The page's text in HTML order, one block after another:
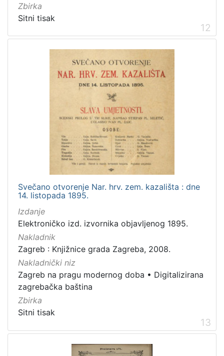
Zbirka
Sitni tisak
12
Svečano otvorenje Nar. hrv. zem. kazališta : dne
14. listopada 1895.
Izdanje
Elektroničko izd. izvornika objavljenog 1895.
Nakladnik
Zagreb : Knjižnice grada Zagreba, 2008.
Nakladnički niz
Zagreb na pragu modernog doba • Digitalizirana
zagrebačka baština
Zbirka
Sitni tisak
13